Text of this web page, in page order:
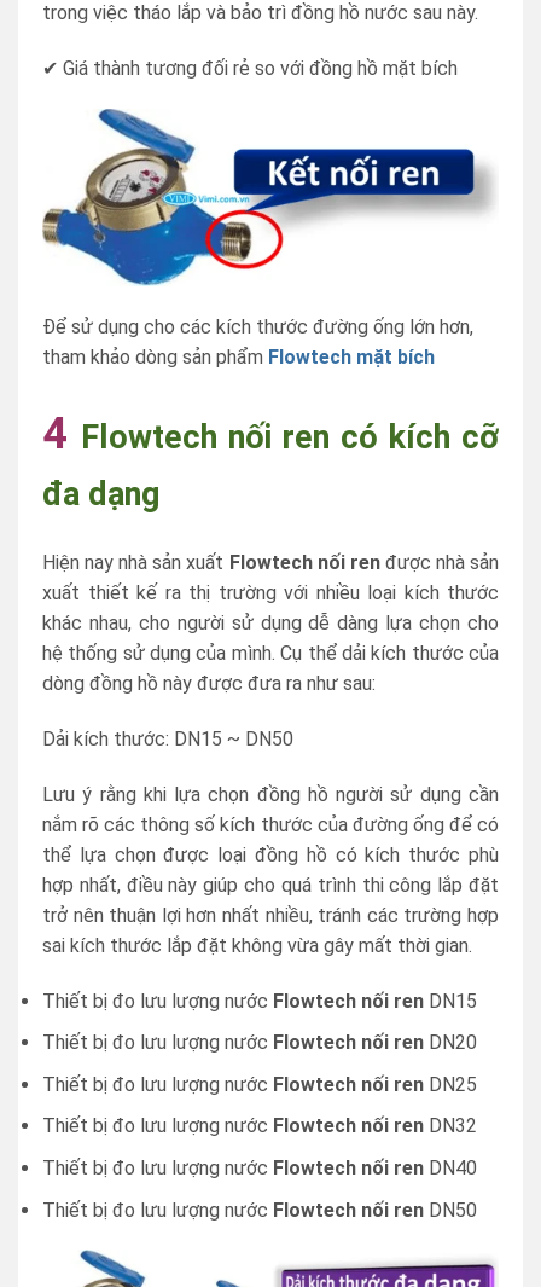
trong việc tháo lắp và bảo trì đồng hồ nước sau này.
✔ Giá thành tương đối rẻ so với đồng hồ mặt bích
Để sử dụng cho các kích thước đường ống lớn hơn,
tham khảo dòng sản phẩm Flowtech mặt bích
4 Flowtech nối ren có kích cỡ
đa dạng
Hiện nay nhà sản xuất Flowtech nối renđược nhà sản
xuất thiết kế ra thị trường với nhiều loại kích thước
khác nhau, cho người sử dụng dễ dàng lựa chọn cho
hệ thống sử dụng của mình. Cụ thể dải kích thước của
dòng đồng hồ này được đưa ra như sau:
Dải kích thước: DN15 ~ DN50
Lưu ý rằng khi lựa chọn đồng hồ người sử dụng cần
nắm rõ các thông số kích thước của đường ống để có
thể lựa chọn được loại đồng hồ có kích thước phù
hợp nhất, điều này giúp cho quá trình thi công lắp đặt
trở nên thuận lợi hơn nhất nhiều, tránh các trường hợp
sai kích thước lắp đặt không vừa gây mất thời gian.
Thiết bị đo lưu lượng nước Flowtech nối ren DN15
Thiết bị đo lưu lượng nước Flowtech nối ren DN20
Thiết bị đo lưu lượng nước Flowtech nối ren DN25
Thiết bị đo lưu lượng nước Flowtech nối ren DN32
Thiết bị đo lưu lượng nước Flowtech nối ren DN40
Thiết bị đo lưu lượng nước Flowtech nối ren DN50